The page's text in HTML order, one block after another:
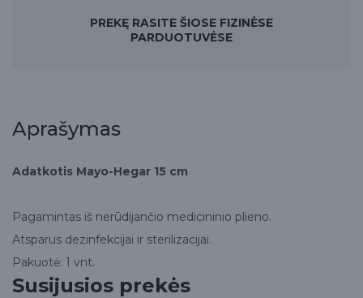
PREKĘ RASITE ŠIOSE FIZINĖSE
PARDUOTUVĖSE
Aprašymas
Adatkotis Mayo-Hegar 15 cm
Pagamintas iš nerūdijančio medicininio plieno.
Atsparus dezinfekcijai ir sterilizacijai.
Pakuotė: 1 vnt.
Susijusios prekės